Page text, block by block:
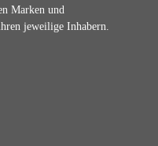
Marken und
jeweilige Inhabern.